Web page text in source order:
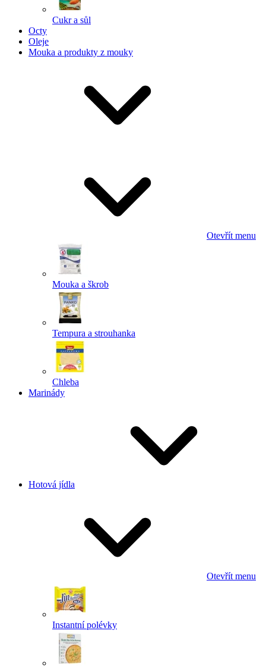
Cukr a sůl
Octy
Oleje
Mouka a produkty z mouky
Otevřít menu
Mouka a škrob
Tempura a strouhanka
Chleba
Marinády
Hotová jídla
Otevřít menu
Instantní polévky
Powered by chaterimo